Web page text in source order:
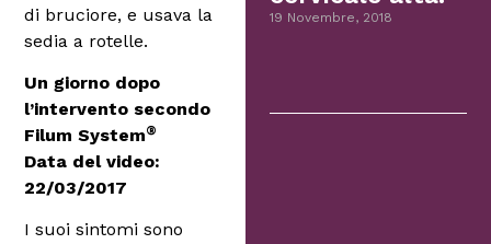
di bruciore, e usava la
sedia a rotelle.
Un giorno dopo
l’intervento secondo
Filum System®
Data del video:
22/03/2017
I suoi sintomi sono
19 Novembre, 2018